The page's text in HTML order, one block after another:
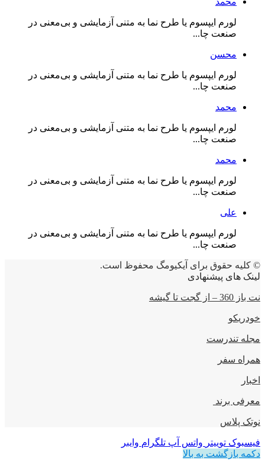
لورم ایپسوم یا طرح‌ نما به متنی آزمایشی و بی‌معنی در
صنعت چا...
محسن
لورم ایپسوم یا طرح‌ نما به متنی آزمایشی و بی‌معنی در
صنعت چا...
محمد
لورم ایپسوم یا طرح‌ نما به متنی آزمایشی و بی‌معنی در
صنعت چا...
محمد
لورم ایپسوم یا طرح‌ نما به متنی آزمایشی و بی‌معنی در
صنعت چا...
علی
لورم ایپسوم یا طرح‌ نما به متنی آزمایشی و بی‌معنی در
صنعت چا...
© کلیه حقوق برای آیکیومگ محفوظ است.
لینک های پیشنهادی
نت باز 360 – از گجت تا گیشه
خودریکو
مجله‌ تندرست
همراه سفر
اخبار
معرفی برند
نوتک پلاس
فیسبوک توییتر واتس آپ تلگرام وایبر
دکمه بازگشت به بالا